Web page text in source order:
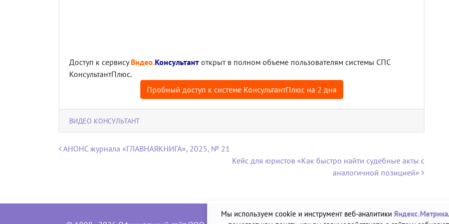
Доступ к сервисуВидео.Консультант открыт в полном объеме пользователям системы СПС
КонсультантПлюс.
Пробный доступ к системе КонсультантПлюс на 2 дня
ВИДЕО КОНСУЛЬТАНТ
Навигация по записям
АНОНС журнала «ГЛАВНАЯКНИГА», 2025, № 21
Кейс для юристов «Как быстро найти судебные акты с
аналогичной позицией»
Мы используем cookie и инструмент веб-аналитики Яндекс.Метрика